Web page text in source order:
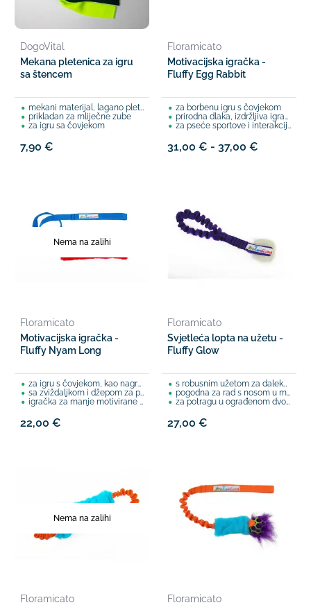
DogoVital
Mekana pletenica za igru
sa štencem
mekani materijal, lagano pleten
prikladan za mliječne zube
za igru sa čovjekom
7,90 €
Floramicato
Motivacijska igračka -
Fluffy Egg Rabbit
za borbenu igru s čovjekom
prirodna dlaka, izdržljiva igračka
za pseće sportove i interakciju
31,00 € - 37,00 €
Nema na zalihi
Floramicato
Motivacijska igračka -
Fluffy Nyam Long
za igru s čovjekom, kao nagrada
sa zviždaljkom i džepom za poslastice
igračka za manje motivirane pse
22,00 €
Floramicato
Svjetleća lopta na užetu -
Fluffy Glow
s robusnim užetom za daleko bacanje
pogodna za rad s nosom u mraku
za potragu u ograđenom dvorištu
27,00 €
Nema na zalihi
Floramicato
Floramicato